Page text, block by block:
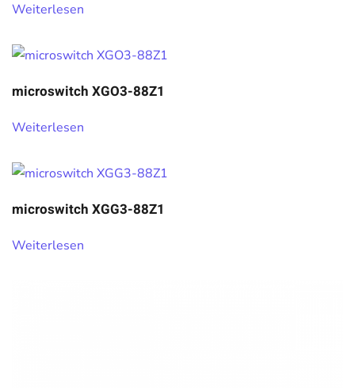
Weiterlesen
microswitch XGO3-88Z1
Weiterlesen
microswitch XGG3-88Z1
Weiterlesen